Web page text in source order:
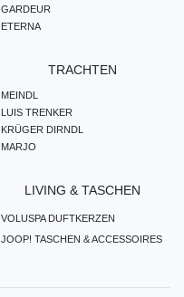
GARDEUR
ETERNA
TRACHTEN
MEINDL
LUIS TRENKER
KRÜGER DIRNDL
MARJO
LIVING & TASCHEN
VOLUSPA DUFTKERZEN
JOOP! TASCHEN & ACCESSOIRES